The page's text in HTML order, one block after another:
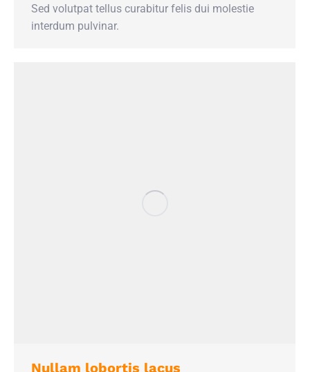
Sed volutpat tellus curabitur felis dui molestie
interdum pulvinar.
Nullam lobortis lacus